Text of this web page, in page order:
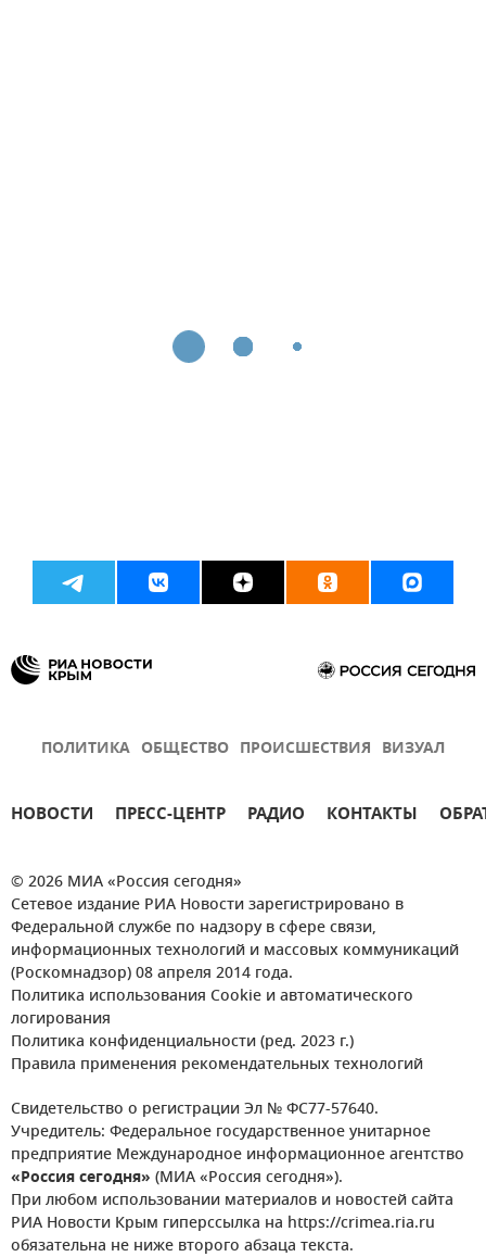
ПОЛИТИКА ОБЩЕСТВО ПРОИСШЕСТВИЯ ВИЗУАЛ
НОВОСТИ ПРЕСС-ЦЕНТР РАДИО КОНТАКТЫ
© 2026 МИА «Россия сегодня»
Сетевое издание РИА Новости зарегистрировано в
Федеральной службе по надзору в сфере связи,
информационных технологий и массовых коммуникаций
(Роскомнадзор) 08 апреля 2014 года.
Политика использования Cookie и автоматического
логирования
Политика конфиденциальности (ред. 2023 г.)
Правила применения рекомендательных технологий
Свидетельство о регистрации Эл № ФС77-57640.
Учредитель: Федеральное государственное унитарное
предприятие Международное информационное агентство
«Россия сегодня» (МИА «Россия сегодня»).
При любом использовании материалов и новостей сайта
РИА Новости Крым гиперссылка на https://crimea.ria.ru
обязательна не ниже второго абзаца текста.